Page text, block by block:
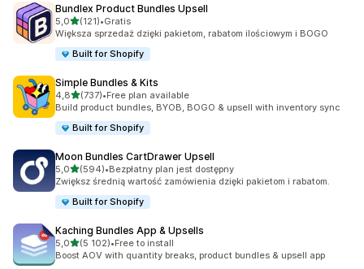
Bundlex Product Bundles Upsell
5,0na 5 gwiazdek
(121)
Łączna liczba recenzji: 121
•Gratis
Większa sprzedaż dzięki pakietom, rabatom ilościowym i BOGO
Built for Shopify
Simple Bundles & Kits
4,8na 5 gwiazdek
(737)
Łączna liczba recenzji: 737
•Free plan available
Build product bundles, BYOB, BOGO & upsell with inventory sync
Built for Shopify
Moon Bundles CartDrawer Upsell
5,0na 5 gwiazdek
(594)
Łączna liczba recenzji: 594
•Bezpłatny plan jest dostępny
Zwiększ średnią wartość zamówienia dzięki pakietom i rabatom.
Built for Shopify
Kaching Bundles App & Upsells
5,0na 5 gwiazdek
(5 102)
Łączna liczba recenzji: 5102
•Free to install
Boost AOV with quantity breaks, product bundles & upsell app